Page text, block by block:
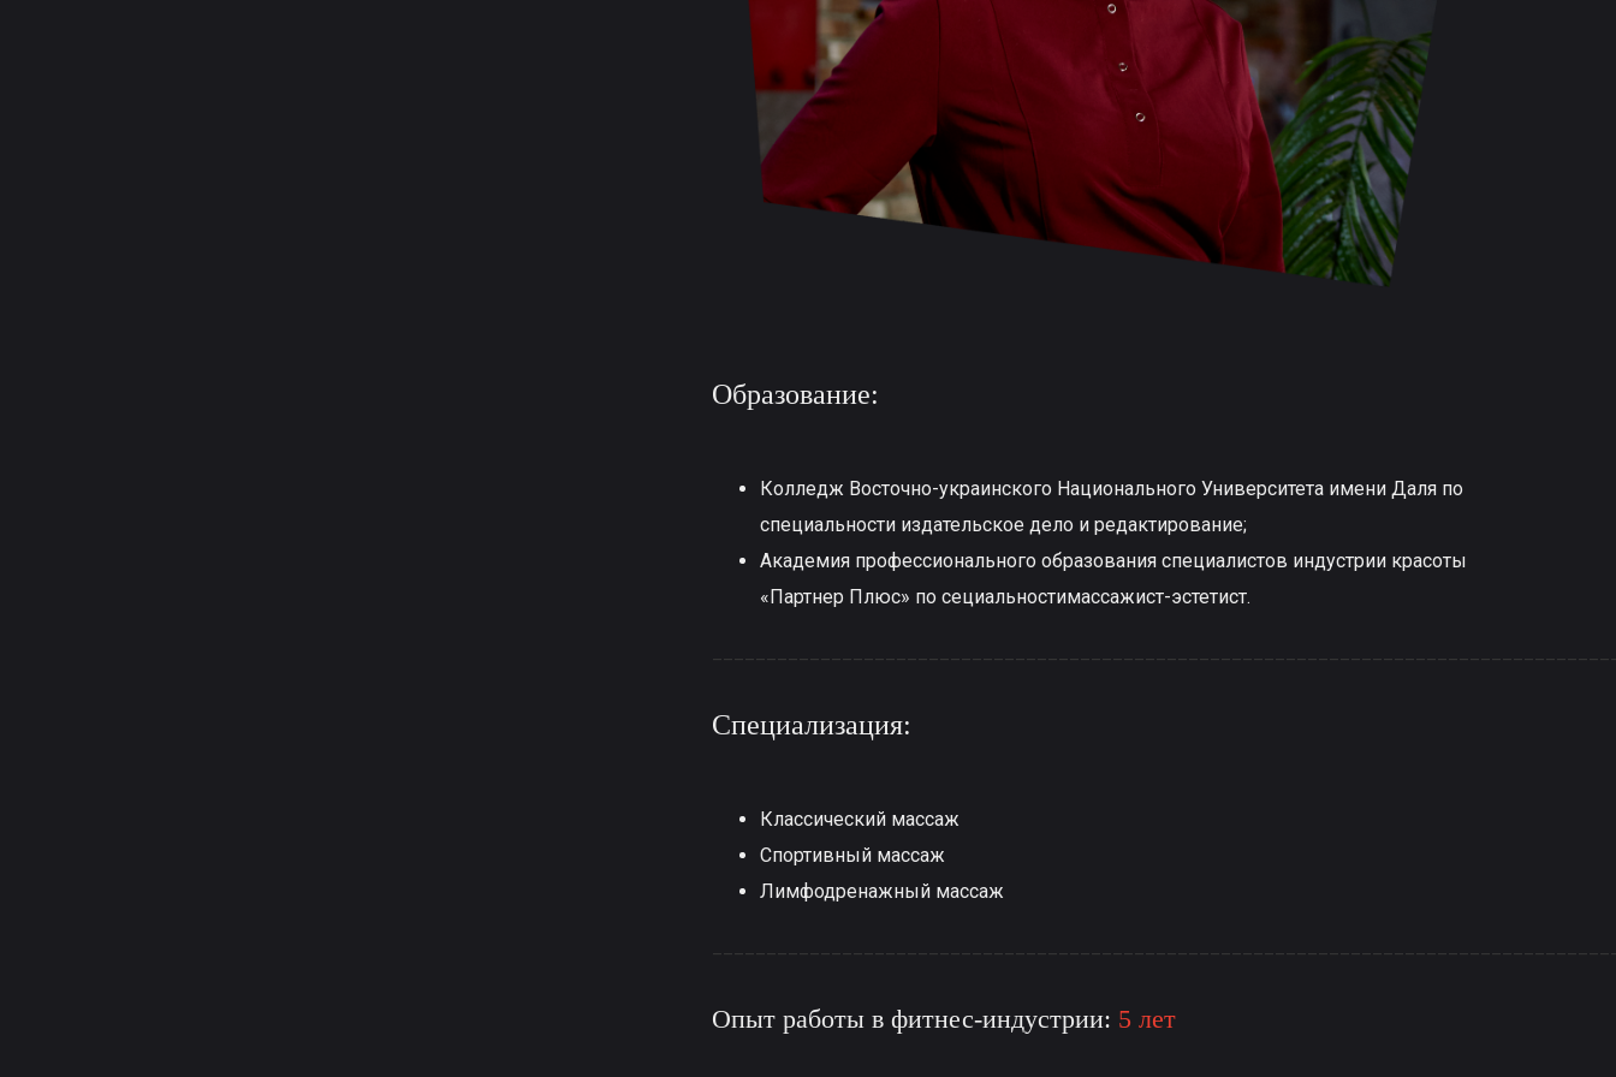
Образование:
Колледж Восточно-украинского Национального Университета имени Даля по
специальности издательское дело и редактирование;
Академия профессионального образования специалистов индустрии красоты
«Партнер Плюс» по сециальностимассажист-эстетист.
Специализация:
Классический массаж
Спортивный массаж
Лимфодренажный массаж
Опыт работы в фитнес-индустрии: 5 лет